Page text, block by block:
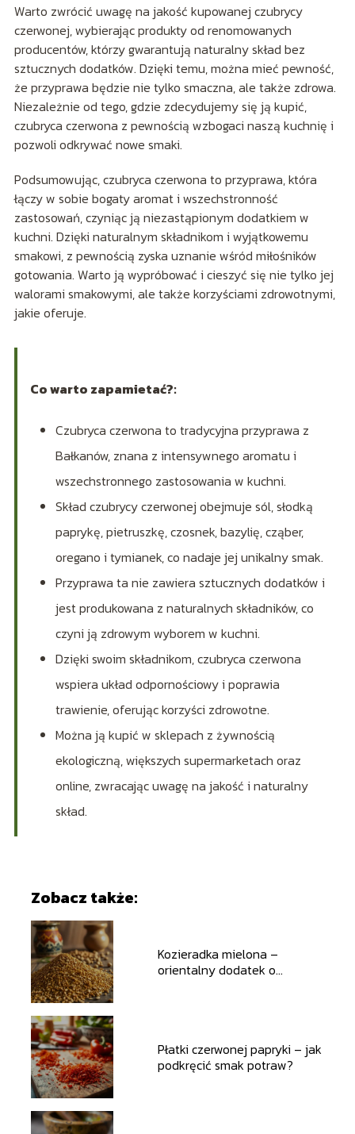
Warto zwrócić uwagę na jakość kupowanej czubrycy
czerwonej, wybierając produkty od renomowanych
producentów, którzy gwarantują naturalny skład bez
sztucznych dodatków. Dzięki temu, można mieć pewność,
że przyprawa będzie nie tylko smaczna, ale także zdrowa.
Niezależnie od tego, gdzie zdecydujemy się ją kupić,
czubryca czerwona z pewnością wzbogaci naszą kuchnię i
pozwoli odkrywać nowe smaki.
Podsumowując, czubryca czerwona to przyprawa, która
łączy w sobie bogaty aromat i wszechstronność
zastosowań, czyniąc ją niezastąpionym dodatkiem w
kuchni. Dzięki naturalnym składnikom i wyjątkowemu
smakowi, z pewnością zyska uznanie wśród miłośników
gotowania. Warto ją wypróbować i cieszyć się nie tylko jej
walorami smakowymi, ale także korzyściami zdrowotnymi,
jakie oferuje.
Co warto zapamietać?:
Czubryca czerwona to tradycyjna przyprawa z
Bałkanów, znana z intensywnego aromatu i
wszechstronnego zastosowania w kuchni.
Skład czubrycy czerwonej obejmuje sól, słodką
paprykę, pietruszkę, czosnek, bazylię, cząber,
oregano i tymianek, co nadaje jej unikalny smak.
Przyprawa ta nie zawiera sztucznych dodatków i
jest produkowana z naturalnych składników, co
czyni ją zdrowym wyborem w kuchni.
Dzięki swoim składnikom, czubryca czerwona
wspiera układ odpornościowy i poprawia
trawienie, oferując korzyści zdrowotne.
Można ją kupić w sklepach z żywnością
ekologiczną, większych supermarketach oraz
online, zwracając uwagę na jakość i naturalny
skład.
Zobacz także:
Kozieradka mielona –
orientalny dodatek o
Płatki czerwonej papryki – jak
podkręcić smak potraw?